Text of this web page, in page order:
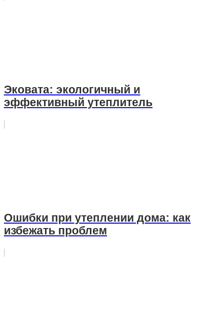
Эковата: экологичный и
эффективный утеплитель
Ошибки при утеплении дома: как
избежать проблем